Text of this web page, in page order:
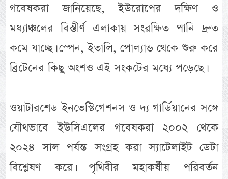
গবেষকরা জানিয়েছে, ইউরোপের দক্ষিণ ও
মধ্যাঞ্চলের বিস্তীর্ণ এলাকায় সংরক্ষিত পানি দ্রুত
কমে যাচ্ছে। স্পেন, ইতালি, পোল্যান্ড থেকে শুরু করে
ব্রিটেনের কিছু অংশও এই সংকটের মধ্যে পড়েছে।
ওয়াটারশেড ইনভেস্টিগেশনস ও দ্য গার্ডিয়ানের সঙ্গে
যৌথভাবে ইউসিএলের গবেষকরা ২০০২ থেকে
২০২৪ সাল পর্যন্ত সংগ্রহ করা স্যাটেলাইট ডেটা
বিশ্লেষণ করে। পৃথিবীর মহাকর্ষীয় পরিবর্তন